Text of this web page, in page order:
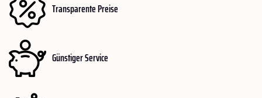
Transparente Preise
Günstiger Service